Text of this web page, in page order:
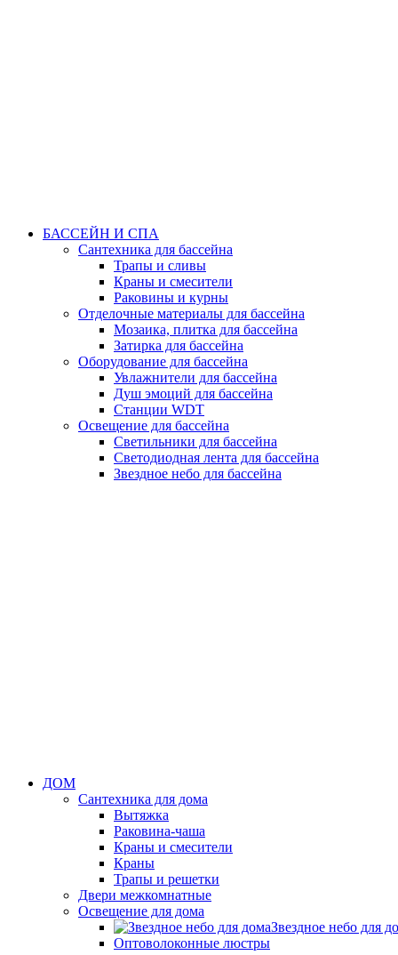
БАССЕЙН И СПА
Сантехника для бассейна
Трапы и сливы
Краны и смесители
Раковины и курны
Отделочные материалы для бассейна
Мозаика, плитка для бассейна
Затирка для бассейна
Оборудование для бассейна
Увлажнители для бассейна
Душ эмоций для бассейна
Станции WDT
Освещение для бассейна
Светильники для бассейна
Светодиодная лента для бассейна
Звездное небо для бассейна
ДОМ
Сантехника для дома
Вытяжка
Раковина-чаша
Краны и смесители
Краны
Трапы и решетки
Двери межкомнатные
Освещение для дома
Звездное небо для
Оптоволоконные люстры